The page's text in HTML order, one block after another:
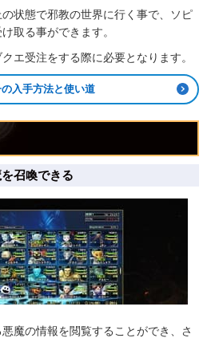
状態で邪教の世界に行く事で、ソピ
取る事ができます。
エ受注をする際に必要となります。
入手方法と使い道
召喚できる
魔の情報を閲覧することができ、さ